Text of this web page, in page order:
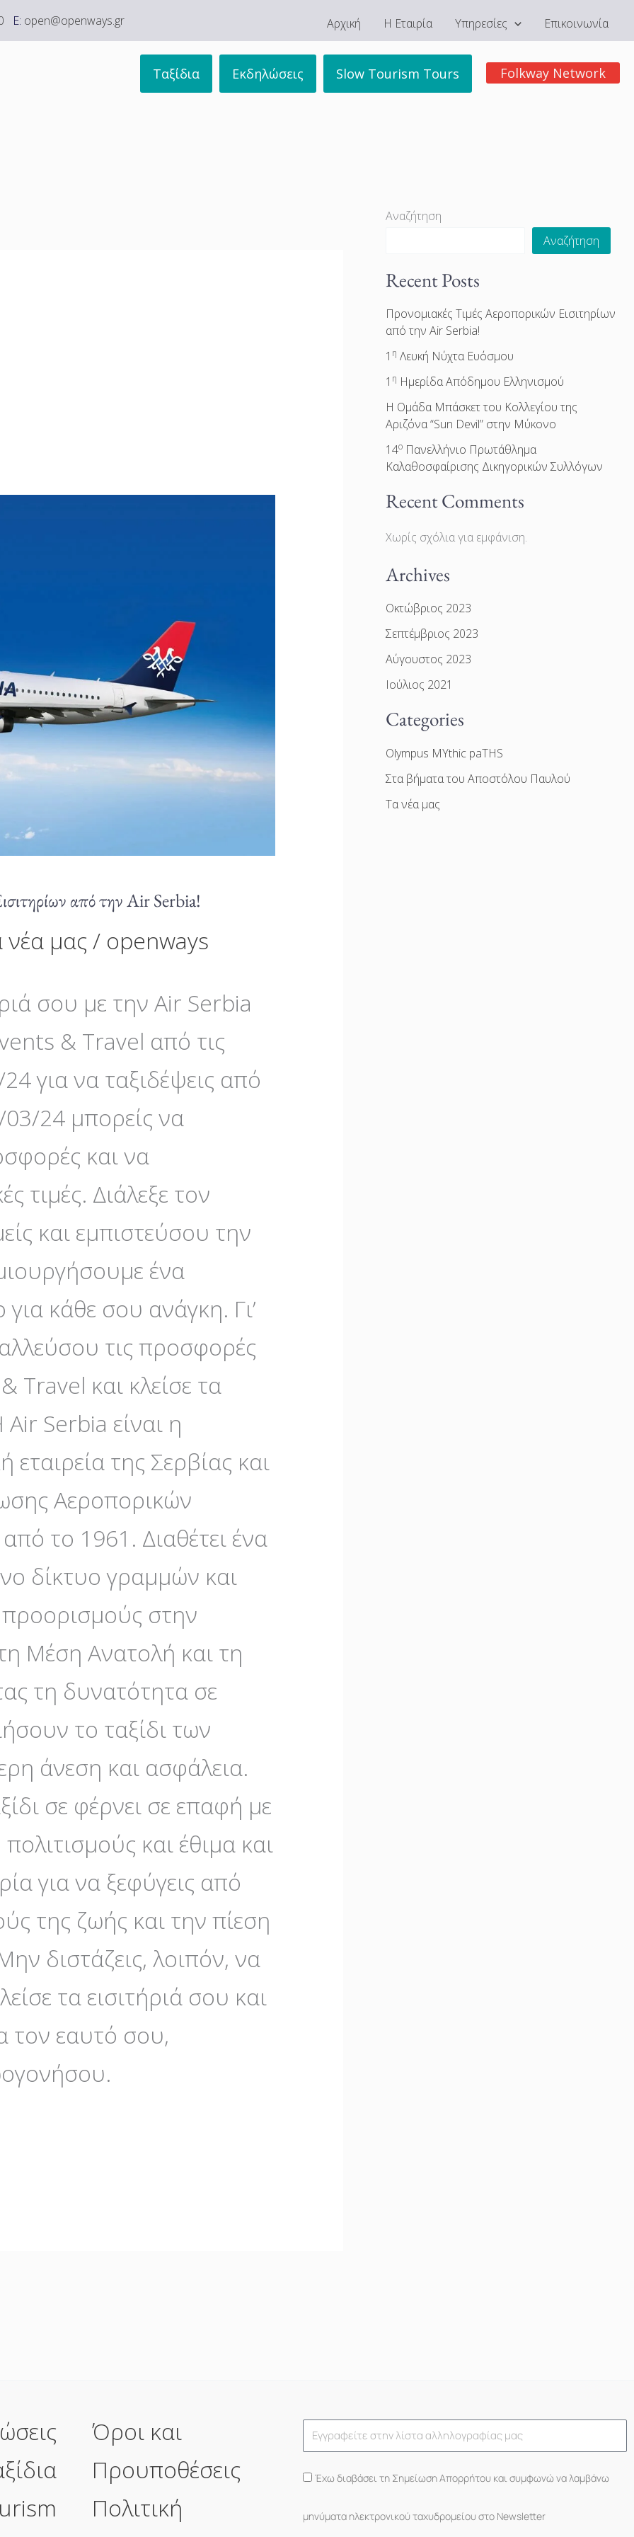
E: open@openways.gr Αρχική Η Εταιρία Υπηρεσίες Επικοινωνία
Ταξίδια Εκδηλώσεις Slow Tourism Tours Folkway Network
από την Air Serbia!
νέα μας / openways
σου με την Air Serbia
& Travel από τις
για να ταξιδέψεις από
03/24 μπορείς να
και να
τιμές. Διάλεξε τον
και εμπιστεύσου την
ένα
κάθε σου ανάγκη. Γι’
τις προσφορές
Travel και κλείσε τα
Serbia είναι η
της Σερβίας και
Αεροπορικών
το 1961. Διαθέτει ένα
δίκτυο γραμμών και
στην
Μέση Ανατολή και τη
τη δυνατότητα σε
το ταξίδι των
άνεση και ασφάλεια.
σε φέρνει σε επαφή με
και έθιμα και
για να ξεφύγεις από
της ζωής και την πίεση
διστάζεις, λοιπόν, να
τα εισιτήριά σου και
τον εαυτό σου,
Αναζήτηση
Αναζήτηση
Recent Posts
Προνομιακές Τιμές Αεροπορικών Εισιτηρίων
από την Air Serbia!
1 η Λευκή Νύχτα Ευόσμου
1 η Ημερίδα Απόδημου Ελληνισμού
Η Ομάδα Μπάσκετ του Κολλεγίου της
Αριζόνα “Sun Devil” στην Μύκονο
14οΠανελλήνιο Πρωτάθλημα
Καλαθοσφαίρισης Δικηγορικών Συλλόγων
Recent Comments
Χωρίς σχόλια για εμφάνιση.
Archives
Οκτώβριος 2023
Σεπτέμβριος 2023
Αύγουστος 2023
Ιούλιος 2021
Categories
Olympus MYthic paTHS
Στα βήματα του Αποστόλου Παυλού
Τα νέα μας
Όροι και
Προυποθέσεις
Πολιτική
Έχω διαβάσει τη Σημείωση Απορρήτου και συμφωνώ να λαμβάνω
μηνύματα ηλεκτρονικού ταχυδρομείου στο Newsletter